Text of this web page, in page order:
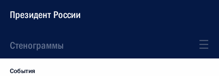
Президент России
Стенограммы
События